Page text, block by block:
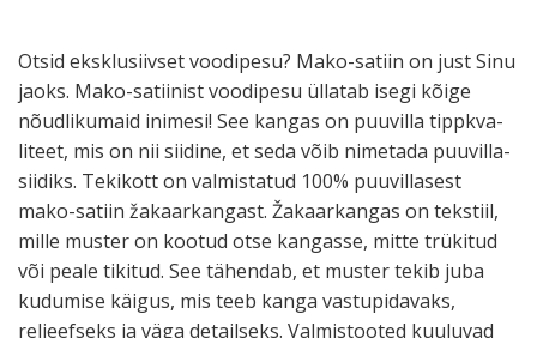
Otsid eksklu­siivset voodipesu? Mako-satiin on just Sinu
jaoks. Mako-satiinist voodipesu üllatab isegi kõige
nõudli­kumaid inimesi! See kangas on puuvilla tippk­va­
liteet, mis on nii siidine, et seda võib nimetada puuvil­la­
siidiks. Tekikott on valmis­tatud 100% puuvil­lasest
mako-satiin žakaar­kangast. Žakaar­kangas on tekstiil,
mille muster on kootud otse kangasse, mitte trükitud
või peale tikitud. See tähendab, et muster tekib juba
kudumise käigus, mis teeb kanga vastu­pi­davaks,
reljeefseks ja väga detailseks. Valmis­tooted kuuluvad